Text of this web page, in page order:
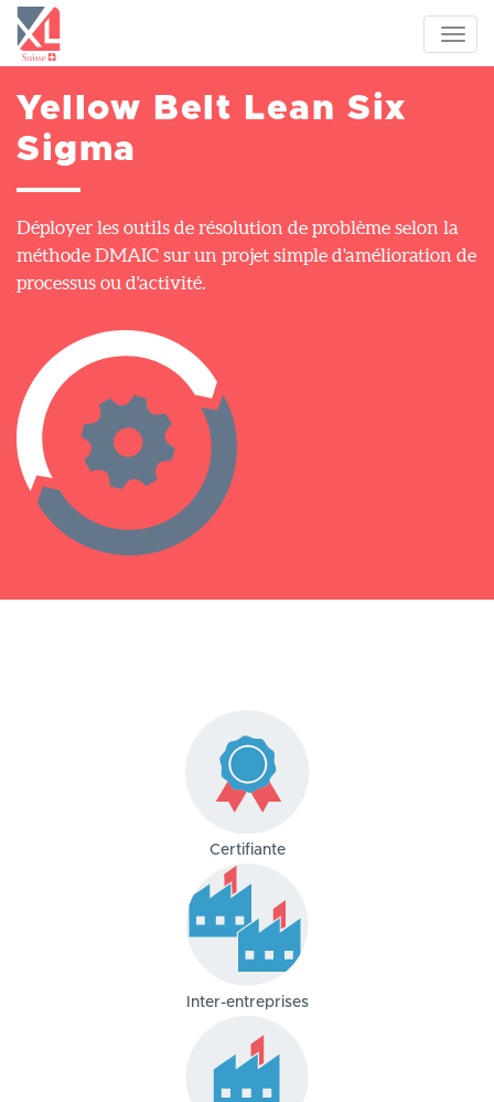
Aller
contenu
Yellow Belt Lean Six
Sigma
Déployer les outils de résolution de problème selon la
méthode DMAIC sur un projet simple d'amélioration de
processus ou d'activité.
Certifiante
Inter-entreprises